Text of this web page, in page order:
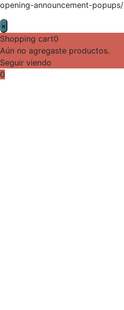
opening-announcement-popups/
×
Shopping cart0
Aún no agregaste productos.
Seguir viendo
0